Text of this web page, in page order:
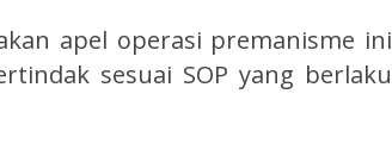
apel operasi premanisme ini
sesuai SOP yang berlaku